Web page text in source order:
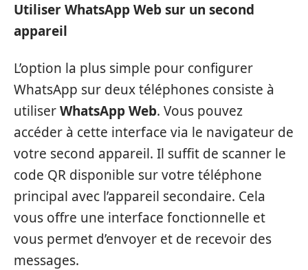
Utiliser WhatsApp Web sur un second
appareil
L’option la plus simple pour configurer
WhatsApp sur deux téléphones consiste à
utiliserWhatsApp Web. Vous pouvez
accéder à cette interface via le navigateur de
votre second appareil. Il suffit de scanner le
code QR disponible sur votre téléphone
principal avec l’appareil secondaire. Cela
vous offre une interface fonctionnelle et
vous permet d’envoyer et de recevoir des
messages.